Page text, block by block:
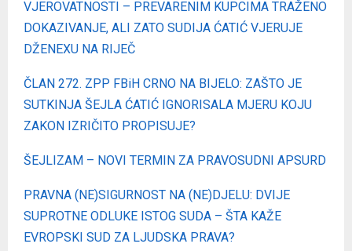
VJEROVATNOSTI – PREVARENIM KUPCIMA TRAŽENO
DOKAZIVANJE, ALI ZATO SUDIJA ĆATIĆ VJERUJE
DŽENEXU NA RIJEČ
ČLAN 272. ZPP FBiH CRNO NA BIJELO: ZAŠTO JE
SUTKINJA ŠEJLA ĆATIĆ IGNORISALA MJERU KOJU
ZAKON IZRIČITO PROPISUJE?
ŠEJLIZAM – NOVI TERMIN ZA PRAVOSUDNI APSURD
PRAVNA (NE)SIGURNOST NA (NE)DJELU: DVIJE
SUPROTNE ODLUKE ISTOG SUDA – ŠTA KAŽE
EVROPSKI SUD ZA LJUDSKA PRAVA?